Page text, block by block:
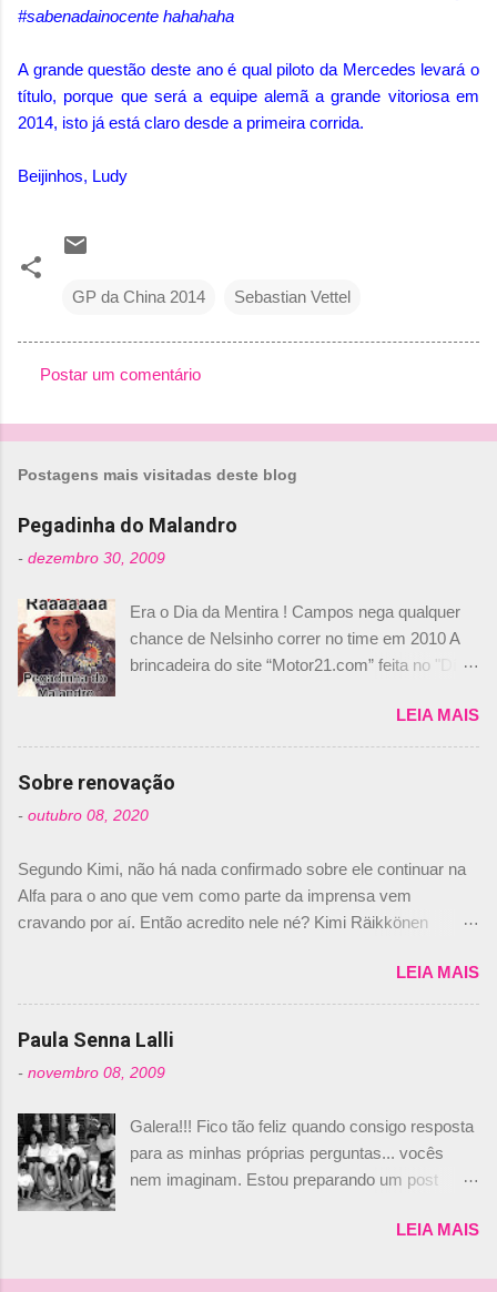
#sabenadainocente hahahaha
A grande questão deste ano é qual piloto da Mercedes levará o
título, porque que será a equipe alemã a grande vitoriosa em
2014, isto já está claro desde a primeira corrida.
Beijinhos, Ludy
GP da China 2014 Sebastian Vettel
o
n
t
r
i
o
Postar um comentário
Postagens mais visitadas deste blog
Pegadinha do Malandro
- dezembro 30, 2009
Era o Dia da Mentira ! Campos nega qualquer
chance de Nelsinho correr no time em 2010 A
brincadeira do site “Motor21.com” feita no "Día
de abril –, afirmando que Nelson Piquet havia
comprado 15% das ações da Campos, dando,
com isso, um lugar no time a Nelsinho Piquet,
foi esclarecida de uma vez por todas por
Daniele Audetto, diretor da escuderia. O
não será o companheiro de Bruno Senna em
2010. "Na verdade, nós recebemos uma oferta
de Piquet", admitiu Audetto. “Mas depois de ter
dois brasileiros”, explicou, dizendo ainda que
não tem nada contra o filho do tricampeão
Nelson Piquet. “Ele é um bom piloto, rápido e
experiente.” Audetto disse ainda que a suposta
não corresponde à realidade. “O suposto 15%
de investimento seria menor do que aquilo que
outros pilotos podem trazer: italianos, r...
LEIA MAIS
Sobre renovação
- outubro 08, 2020
Segundo Kimi, não há nada confirmado sobre ele continuar na
Alfa para o ano que vem como parte da imprensa vem
cravando por aí. Então acredito nele né? Kimi Räikkönen
truth but I’ve never had an option in my contract so that’s
should, pretty much, tell you that it’s not true." #Kimi7 #EifelGP
#AlfaRomeoRacing pic.twitter.com/77EDVn39Ia — Kimi
Romain falando sobre o fato do Iceman estar há tantos anos na
@RGrosjean ! #EifelGP 🇩🇪 #F1
pic.twitter.com/GSAu1LWnwW — Formula 1 (@F1) October 8,
2020 Beijinhos, Ludy
LEIA MAIS
Paula Senna Lalli
- novembro 08, 2009
Galera!!! Fico tão feliz quando consigo resposta
para as minhas próprias perguntas... vocês
nem imaginam. Estou preparando um post
nunca falei sobre ela, aqui no Octeto. No meio
LEIA MAIS